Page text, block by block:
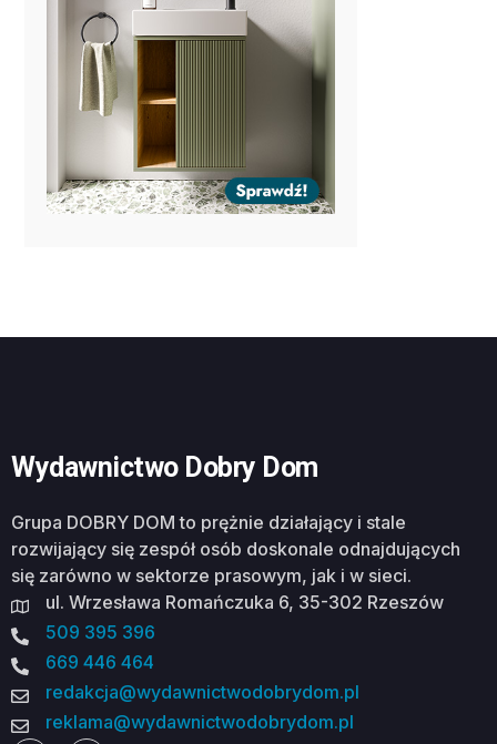
Wydawnictwo Dobry Dom
Grupa DOBRY DOM to prężnie działający i stale
rozwijający się zespół osób doskonale odnajdujących
się zarówno w sektorze prasowym, jak i w sieci.
ul. Wrzesława Romańczuka 6, 35-302 Rzeszów
509 395 396
669 446 464
redakcja@wydawnictwodobrydom.pl
reklama@wydawnictwodobrydom.pl